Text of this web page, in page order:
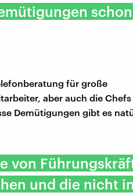
für große
aber auch die
Demütigungen gibt es
von
und die nicht in